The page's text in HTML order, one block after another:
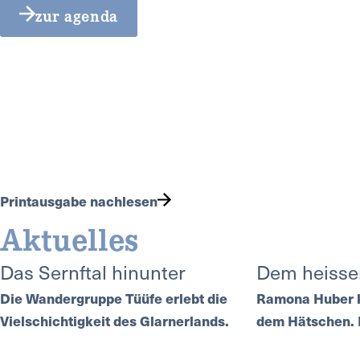
zur agenda
Printausgabe nachlesen
Aktuelles
Das Sernftal hinunter
Die Wandergruppe Tüüfe erlebt die
Vielschichtigkeit des Glarnerlands.
Dem
Ramona
dem